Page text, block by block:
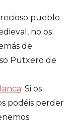
pueblo
no os
de
Putxero de
: Si os
podéis perder